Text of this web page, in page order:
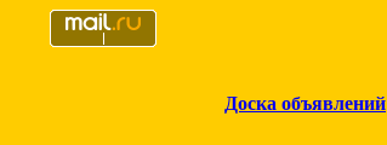
Доска объявлений